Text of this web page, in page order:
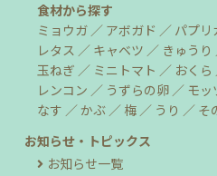
食材から探す
ミョウガ
アボガド パプリ
レタス
キャベツ きゅうり
玉ねぎ
ミニトマト おくら
レンコン
うずらの卵 モッ
なす
かぶ 梅 うり そ
お知らせ・トピックス
お知らせ一覧